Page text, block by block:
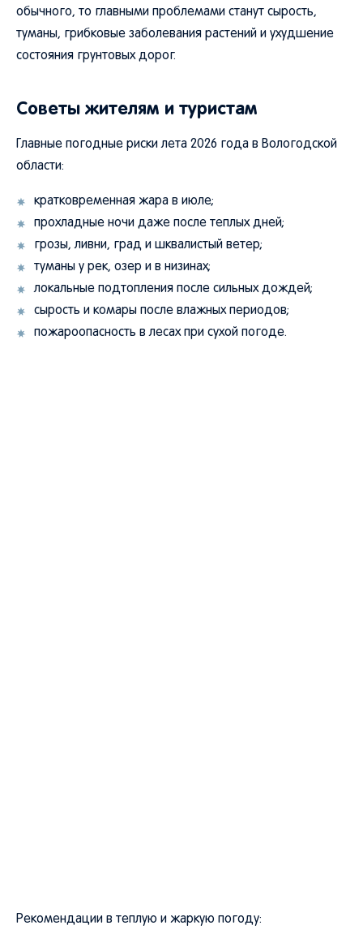
обычного, то главными проблемами станут сырость,
туманы, грибковые заболевания растений и ухудшение
состояния грунтовых дорог.
Советы жителям и туристам
Главные погодные риски лета 2026 года в Вологодской
области:
кратковременная жара в июле;
прохладные ночи даже после теплых дней;
грозы, ливни, град и шквалистый ветер;
туманы у рек, озер и в низинах;
локальные подтопления после сильных дождей;
сырость и комары после влажных периодов;
пожароопасность в лесах при сухой погоде.
Рекомендации в теплую и жаркую погоду: